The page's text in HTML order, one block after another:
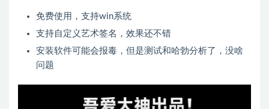
免费使用，支持win系统
支持自定义艺术签名，效果还不错
安装软件可能会报毒，但是测试和哈勃分析了，没啥
问题